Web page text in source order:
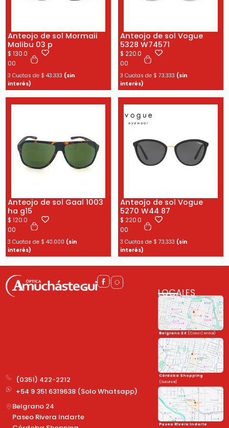
Anteojo de sol Mormaii
Malibu 03 p
$ 130.0
00
3 Cuotas de $ 43.333 (sin
interés)
Anteojo de sol Vogue
5328 W74571
$ 220.0
00
3 Cuotas de $ 73.333 (sin
interés)
Anteojo de sol Gaal 1003
ha g15
$ 120.0
00
3 Cuotas de $ 40.000 (sin
interés)
Anteojo de sol Vogue
5270 W44 87
$ 220.0
00
3 Cuotas de $ 73.333 (sin
interés)
(0351) 422-2212
+54 9 351 6319638 (Solo Whatsapp)
Belgrano 24
Paseo Rivera Indarte
LOCALES
Belgrano 24 (Casa Central)
Córdoba Shopping
(Sucursal)
Paseo Rivera Indarte